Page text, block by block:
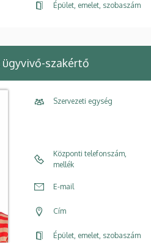
Épület, emelet, szobaszám
ügyvivő-szakértő
Szervezeti egység
Központi telefonszám,
mellék
E-mail
Cím
Épület, emelet, szobaszám